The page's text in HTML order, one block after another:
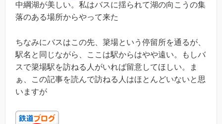
中綱湖が美しい。私はバスに揺られて湖の向こうの集
落のある場所からやって来た
ちなみにバスはこの先、簗場という停留所を通るが、
駅名と同じながら、ここは駅からはやや遠い。もしバ
スで簗場駅を訪ねる人がいれば留意してほしい。ま
ぁ、この記事を読んで訪ねる人はほとんどいないと思
いますが